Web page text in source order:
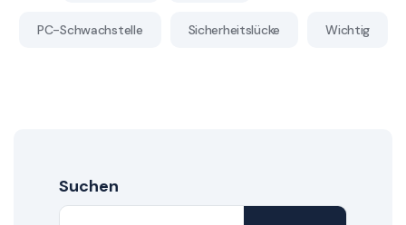
PC-Schwachstelle Sicherheitslücke Wichtig
Suchen